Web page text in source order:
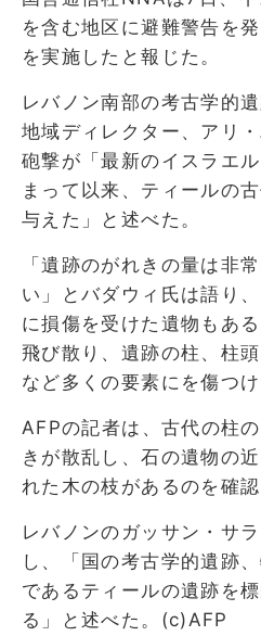
を含む地区に避難警告を
を実施したと報じた。
レバノン南部の考古学的
地域ディレクター、アリ
砲撃が「最新のイスラエ
まって以来、ティールの
与えた」と述べた。
「遺跡のがれきの量は非
い」とバダウィ氏は語り
に損傷を受けた遺物もあ
飛び散り、遺跡の柱、柱
など多くの要素にを傷つ
AFPの記者は、古代の柱
きが散乱し、石の遺物の
れた木の枝があるのを確認
レバノンのガッサン・サ
し、「国の考古学的遺跡
であるティールの遺跡を
る」と述べた。(c)AFP